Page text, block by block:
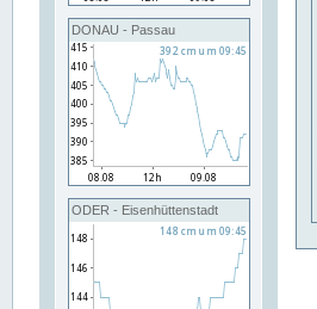
DONAU - Passau
ODER - Eisenhüttenstadt